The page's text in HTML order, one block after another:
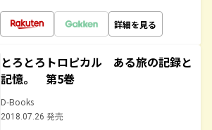
詳細を見る
とろとろトロピカル ある旅の記録と
記憶。 第5巻
D-Books
2018.07.26 発売